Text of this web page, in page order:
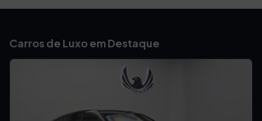
Carros de Luxo em Destaque